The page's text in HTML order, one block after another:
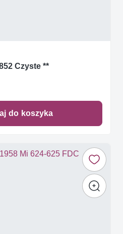
Czyste **
do koszyka